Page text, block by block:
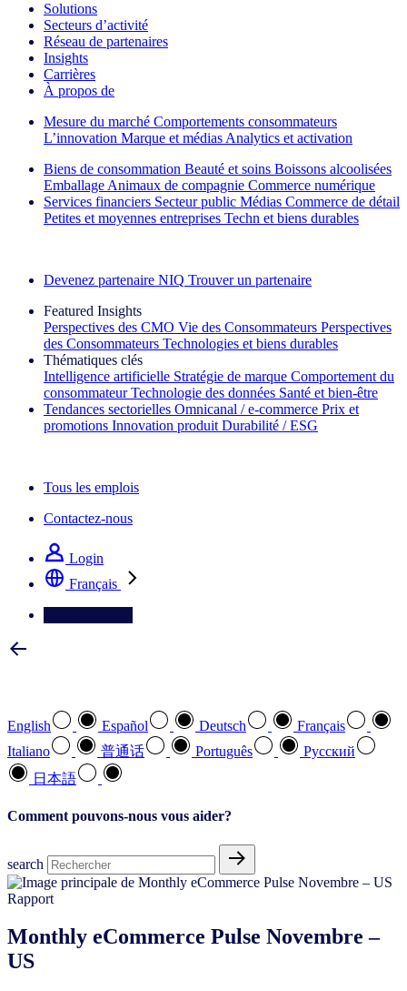
Solutions
Secteurs d’activité
Réseau de partenaires
Insights
Carrières
À propos de
Mesure du marché Comportements consommateurs
L’innovation Marque et médias Analytics et activation
Biens de consommation Beauté et soins Boissons alcoolisées
Emballage Animaux de compagnie Commerce numérique
Services financiers Secteur public Médias Commerce de détail
Petites et moyennes entreprises Techn et biens durables
Devenez partenaire NIQ Trouver un partenaire
Featured Insights
Perspectives des CMO Vie des Consommateurs Perspectives
des Consommateurs Technologies et biens durables
Thématiques clés
Intelligence artificielle Stratégie de marque Comportement du
consommateur Technologie des données Santé et bien‑être
Tendances sectorielles Omnicanal / e‑commerce Prix et
promotions Innovation produit Durabilité / ESG
Tous les emplois
Contactez-nous
Login
Français
English Español Deutsch
Français
Italiano
普通话 Português
Pусский
日本語
Comment pouvons-nous vous aider?
search
Rapport
Monthly eCommerce Pulse Novembre –
US